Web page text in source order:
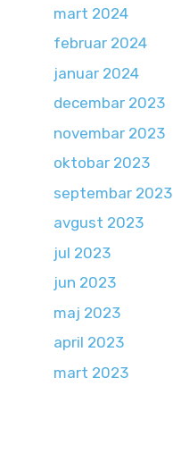
mart 2024
februar 2024
januar 2024
decembar 2023
novembar 2023
oktobar 2023
septembar 2023
avgust 2023
jul 2023
jun 2023
maj 2023
april 2023
mart 2023